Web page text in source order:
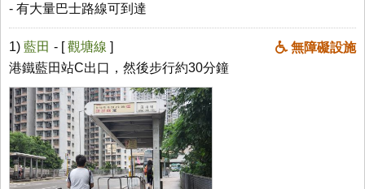
- 有大量巴士路線可到達
1) 藍田 無障礙設施
- [觀塘線 ]
港鐵藍田站C出口，然後步行約30分鐘